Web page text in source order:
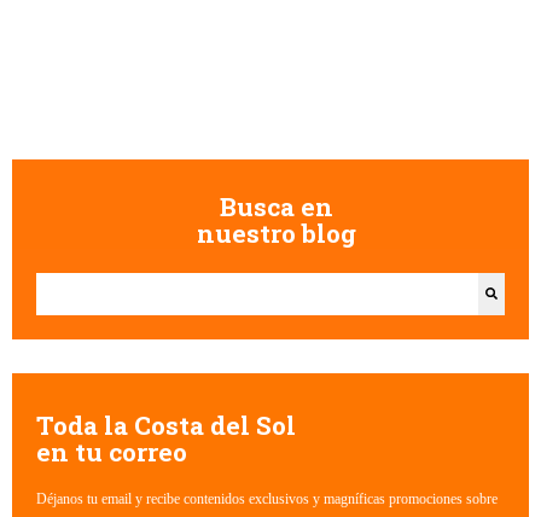
Busca en
nuestro blog
Esto es un campo de búsqueda con una función de texto predictivo.
Toda la Costa del Sol
en tu correo
Déjanos tu email y recibe contenidos exclusivos y magníficas promociones sobre